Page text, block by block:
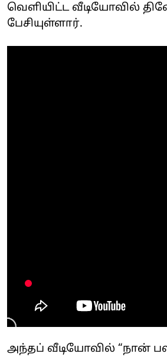
வெளியிட்ட வீடியோவில்
பேசியுள்ளார்.
அந்தப் வீடியோவில் “நான்